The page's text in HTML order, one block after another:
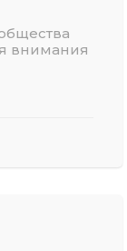
внимания